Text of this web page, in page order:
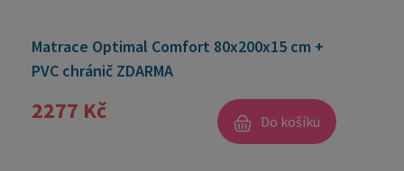
Matrace Optimal Comfort 80x200x15 cm +
PVC chránič ZDARMA
2277 Kč Do košíku